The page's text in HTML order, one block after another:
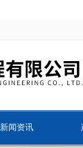
新闻资讯